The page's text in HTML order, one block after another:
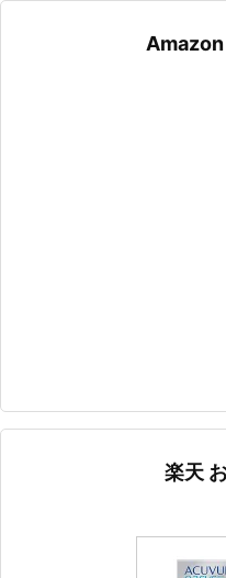
Amazon
楽天